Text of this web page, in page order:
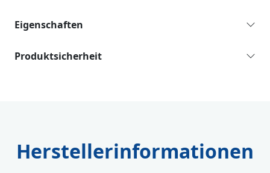
Eigenschaften
Produktsicherheit
Herstellerinformationen